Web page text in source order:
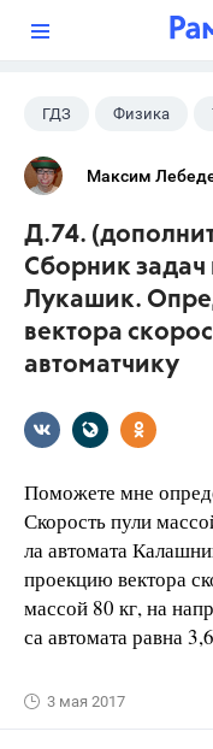
ГДЗ Физика
9 класс
Максим
Д.74.
Сборник задач
Лукашик.
вектора
автоматчику
Поможете мне
Скорость пули
ла автомата
проекцию вектора
массой 80 кг, на
са автомата равна
3 мая 2017